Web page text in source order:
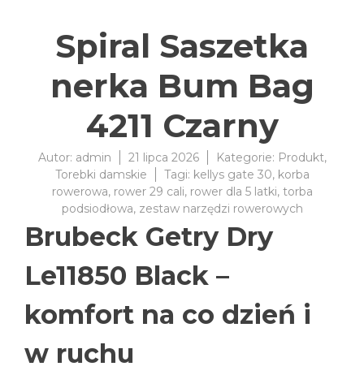
Spiral Saszetka
nerka Bum Bag
4211 Czarny
Autor: admin 21 lipca 2026 Kategorie: Produkt,
Torebki damskie
Tagi: kellys gate 30, korba
rowerowa, rower 29 cali, rower dla 5 latki, torba
podsiodłowa, zestaw narzędzi rowerowych
Brubeck Getry Dry
Le11850 Black –
komfort na co dzień i
w ruchu